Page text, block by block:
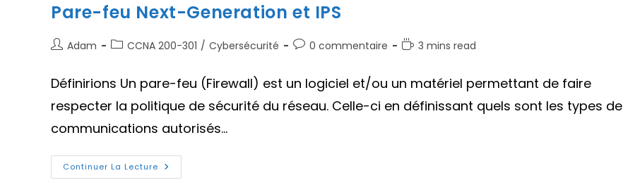
Pare-feu Next-Generation et IPS
Auteur/autrice
publication :
Adam
PostCCNA 200-301 / Cybersécurité
Commentaires
publication :
0 commentaire
Temps3 mins read
Définirions Un pare-feu (Firewall) est un logiciel et/ou un matériel permettant de faire
respecter la politique de sécurité du réseau. Celle-ci en définissant quels sont les types de
communications autorisés…
Continuer La Lecture Pare-
Feu